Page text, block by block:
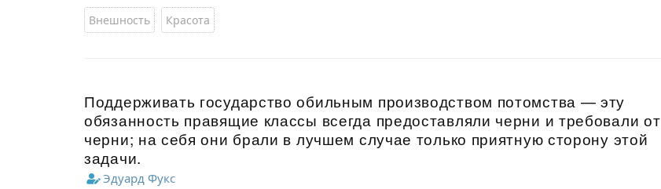
Внешность Красота
Поддерживать государство обильным производством потомства — эту
обязанность правящие классы всегда предоставляли черни и требовали от
черни; на себя они брали в лучшем случае только приятную сторону этой
задачи.
Эдуард Фукс